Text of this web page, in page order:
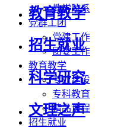
教学院系
党群工团
党建工作
团委工作
教育教学
专业建设
专科教育
精品课程
招生就业
教育教学
招生就业
科学研究
文理之声